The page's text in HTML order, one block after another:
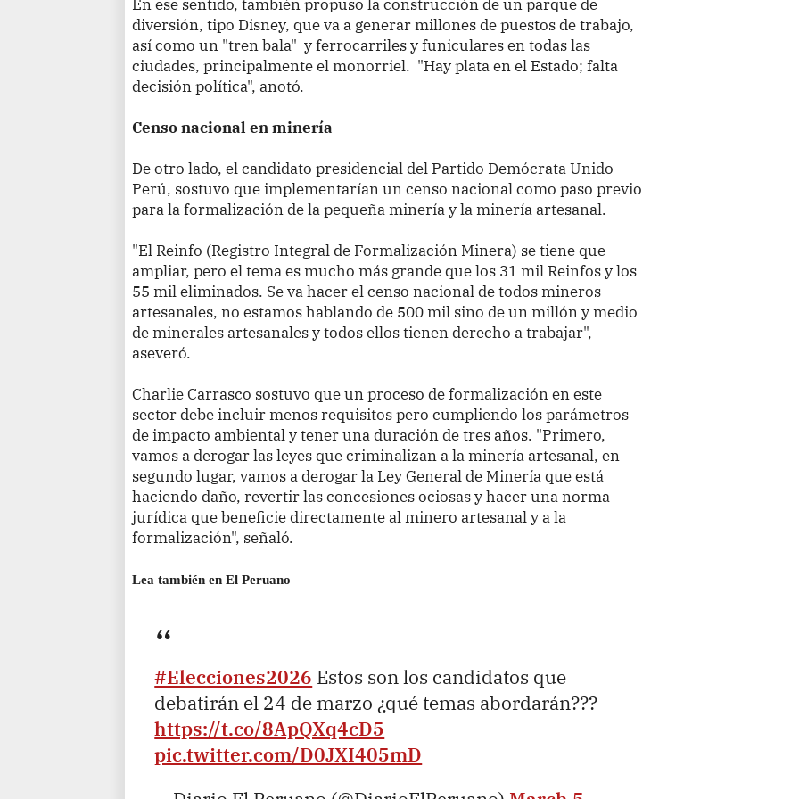
En ese sentido, también propuso la construcción de un parque de
diversión, tipo Disney, que va a generar millones de puestos de trabajo,
así como un "tren bala" y ferrocarriles y funiculares en todas las
ciudades, principalmente el monorriel. "Hay plata en el Estado; falta
decisión política", anotó.
Censo nacional en minería
De otro lado, el candidato presidencial del Partido Demócrata Unido
Perú, sostuvo que implementarían un censo nacional como paso previo
para la formalización de la pequeña minería y la minería artesanal.
"El Reinfo (Registro Integral de Formalización Minera) se tiene que
ampliar, pero el tema es mucho más grande que los 31 mil Reinfos y los
55 mil eliminados. Se va hacer el censo nacional de todos mineros
artesanales, no estamos hablando de 500 mil sino de un millón y medio
de minerales artesanales y todos ellos tienen derecho a trabajar",
aseveró.
Charlie Carrasco sostuvo que un proceso de formalización en este
sector debe incluir menos requisitos pero cumpliendo los parámetros
de impacto ambiental y tener una duración de tres años. "Primero,
vamos a derogar las leyes que criminalizan a la minería artesanal, en
segundo lugar, vamos a derogar la Ley General de Minería que está
haciendo daño, revertir las concesiones ociosas y hacer una norma
jurídica que beneficie directamente al minero artesanal y a la
formalización", señaló.
Lea también en El Peruano
#Elecciones2026 Estos son los candidatos que
debatirán el 24 de marzo ¿qué temas abordarán???
https://t.co/8ApQXq4cD5
pic.twitter.com/D0JXI405mD